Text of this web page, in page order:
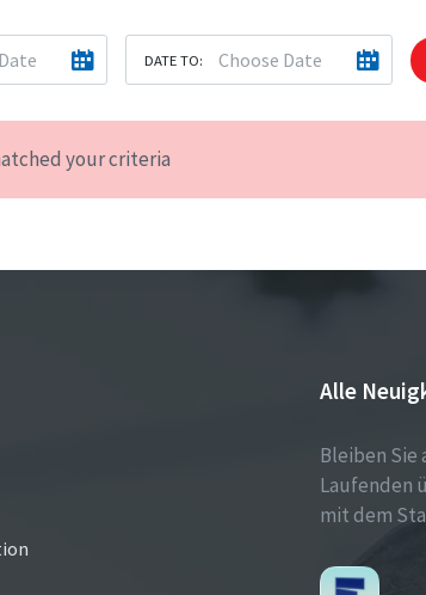
DATE TO:
your criteria
Alle
Bleiben Sie
Laufenden
mit dem